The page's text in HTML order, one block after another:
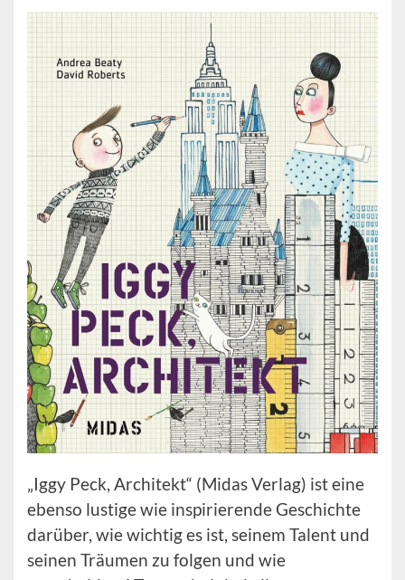
„Iggy Peck, Architekt“ (Midas Verlag) ist eine
ebenso lustige wie inspirierende Geschichte
darüber, wie wichtig es ist, seinem Talent und
seinen Träumen zu folgen und wie